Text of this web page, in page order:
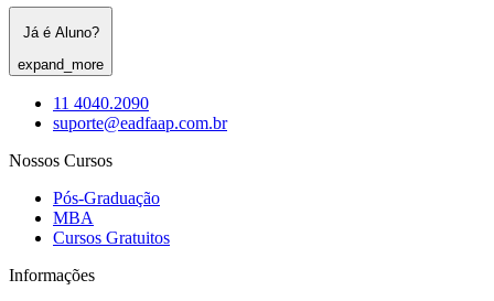
Já é Aluno?
expand_more
11 4040.2090
suporte@eadfaap.com.br
Nossos Cursos
Pós-Graduação
MBA
Cursos Gratuitos
Informações